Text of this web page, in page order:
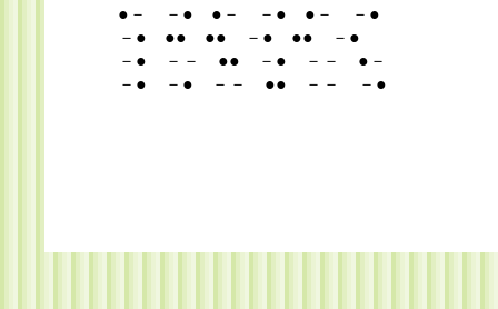
●－ －● ●－ －● ●－ －●
－● ●● ●● －● ●● －●
－● －－ ●● －● －－ ●－
－● －● －－ ●● －－ －●